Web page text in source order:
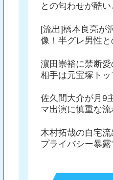
との匂わせが酷
[流出]橋本良亮が
像！半グレ男性
濵田崇裕に禁断愛
相手は元宝塚ト
佐久間大介が月9
マ出演に慎重な
木村拓哉の自宅
プライバシー暴